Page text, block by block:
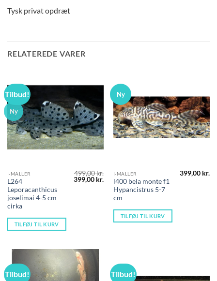
Tysk privat opdræt
RELATEREDE VARER
Tilbud!
Ny
I-MALLER
L264
Leporacanthicus
joselimai 4-5 cm
cirka
499,00kr.
Den
oprindelige
399,00 kr. Den
aktuelle
pris
TILFØJ TIL KURV
Ny
I-MALLER
l400 bela monte f1
Hypancistrus 5-7
cm
399,00 kr.
TILFØJ TIL KURV
Tilbud! Tilbud!